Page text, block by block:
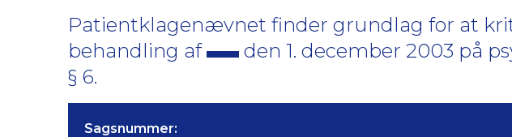
Patientklagenævnet finder grundlag for at
behandling af
den 1. december 2003 på
§ 6.
Sagsnummer: